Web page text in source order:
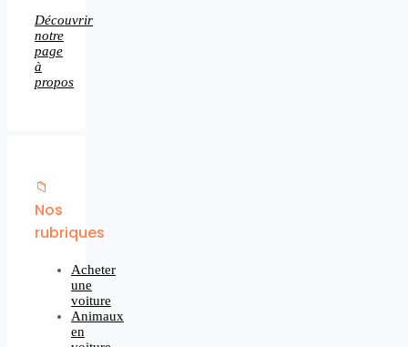
Découvrir
notre
page
à
propos
📁
Nos
rubriques
Acheter
une
voiture
Animaux
en